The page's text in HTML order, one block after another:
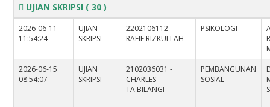
UJIAN SKRIPSI ( 30 )
2026-06-11
11:54:24
UJIAN
SKRIPSI
2202106112 -
RAFIF RIZKULLAH
PSIKOLOGI
2026-06-15
08:54:07
UJIAN
SKRIPSI
2102036031 -
CHARLES
TA'BILANGI
PEMBANGUNAN
SOSIAL